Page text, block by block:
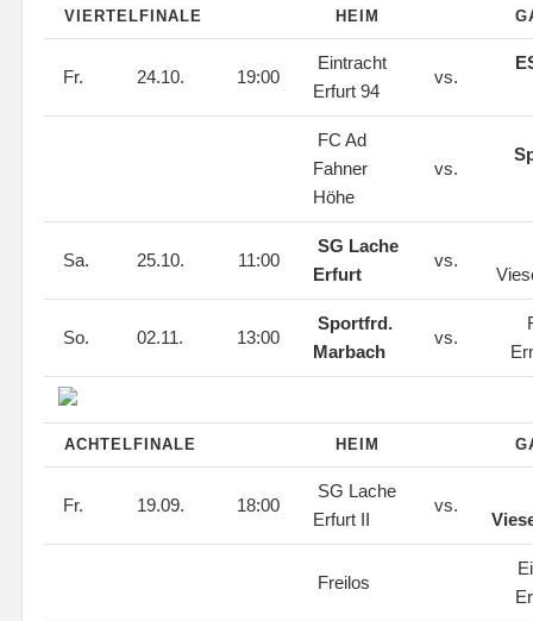
VIERTELFINALE HEIM
Fr. 24.10. 19:00
Eintracht
Erfurt 94
vs.
FC Ad
Fahner
Höhe
vs.
Sa. 25.10. 11:00
SG Lache
Erfurt
vs.
So. 02.11. 13:00
Sportfrd.
Marbach
vs.
ACHTELFINALE HEIM
Fr. 19.09. 18:00
SG Lache
Erfurt II
vs.
Freilos